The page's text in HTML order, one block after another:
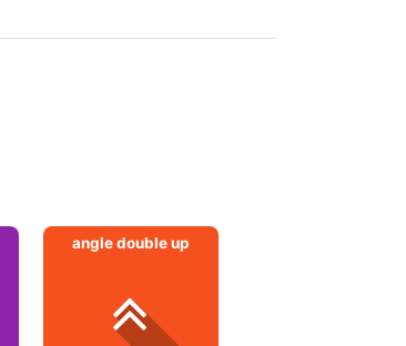
angle double up